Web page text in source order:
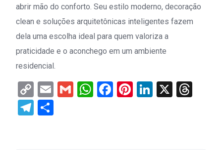
abrir mão do conforto. Seu estilo moderno, decoração
clean e soluções arquitetônicas inteligentes fazem
dela uma escolha ideal para quem valoriza a
praticidade e o aconchego em um ambiente
residencial.
Copy
Link
EmailGmailWhatsApp
Facebook
Pinterest
LinkedIn
X
Telegram